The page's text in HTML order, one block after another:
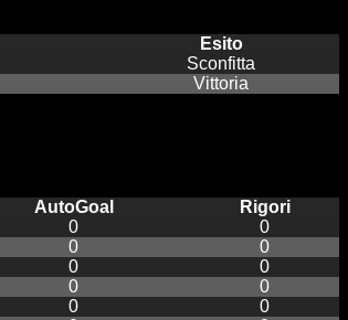
Esito
Sconfitta
Vittoria
AutoGoal
Rigori
0
0
0
0
0
0
0
0
0
0